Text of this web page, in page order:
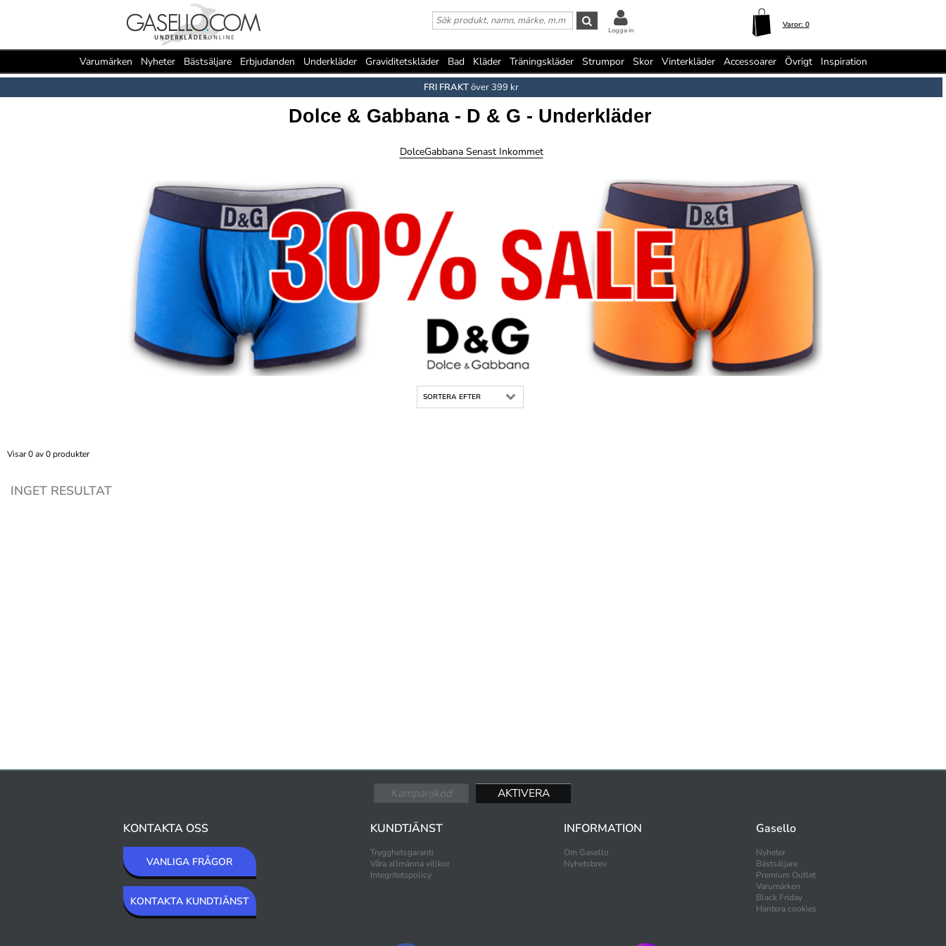
Varor: 0
Logga in
Varumärken Nyheter Bästsäljare Erbjudanden Underkläder Graviditetskläder Bad Kläder Träningskläder Strumpor Skor Vinterkläder Accessoarer Övrigt Inspiration
FRI FRAKTöver 399 kr
Dolce & Gabbana - D & G - Underkläder
DolceGabbana Senast Inkommet
SORTERA EFTER
Visar 0 av 0 produkter
INGET RESULTAT
KONTAKTA OSS
VANLIGA FRÅGOR
KONTAKTA KUNDTJÄNST
KUNDTJÄNST
Trygghetsgaranti
Våra allmänna villkor
Integritetspolicy
INFORMATION
Om Gasello
Nyhetsbrev
Gasello
Nyheter
Bästsäljare
Premium Outlet
Varumärken
Black Friday
Hantera cookies